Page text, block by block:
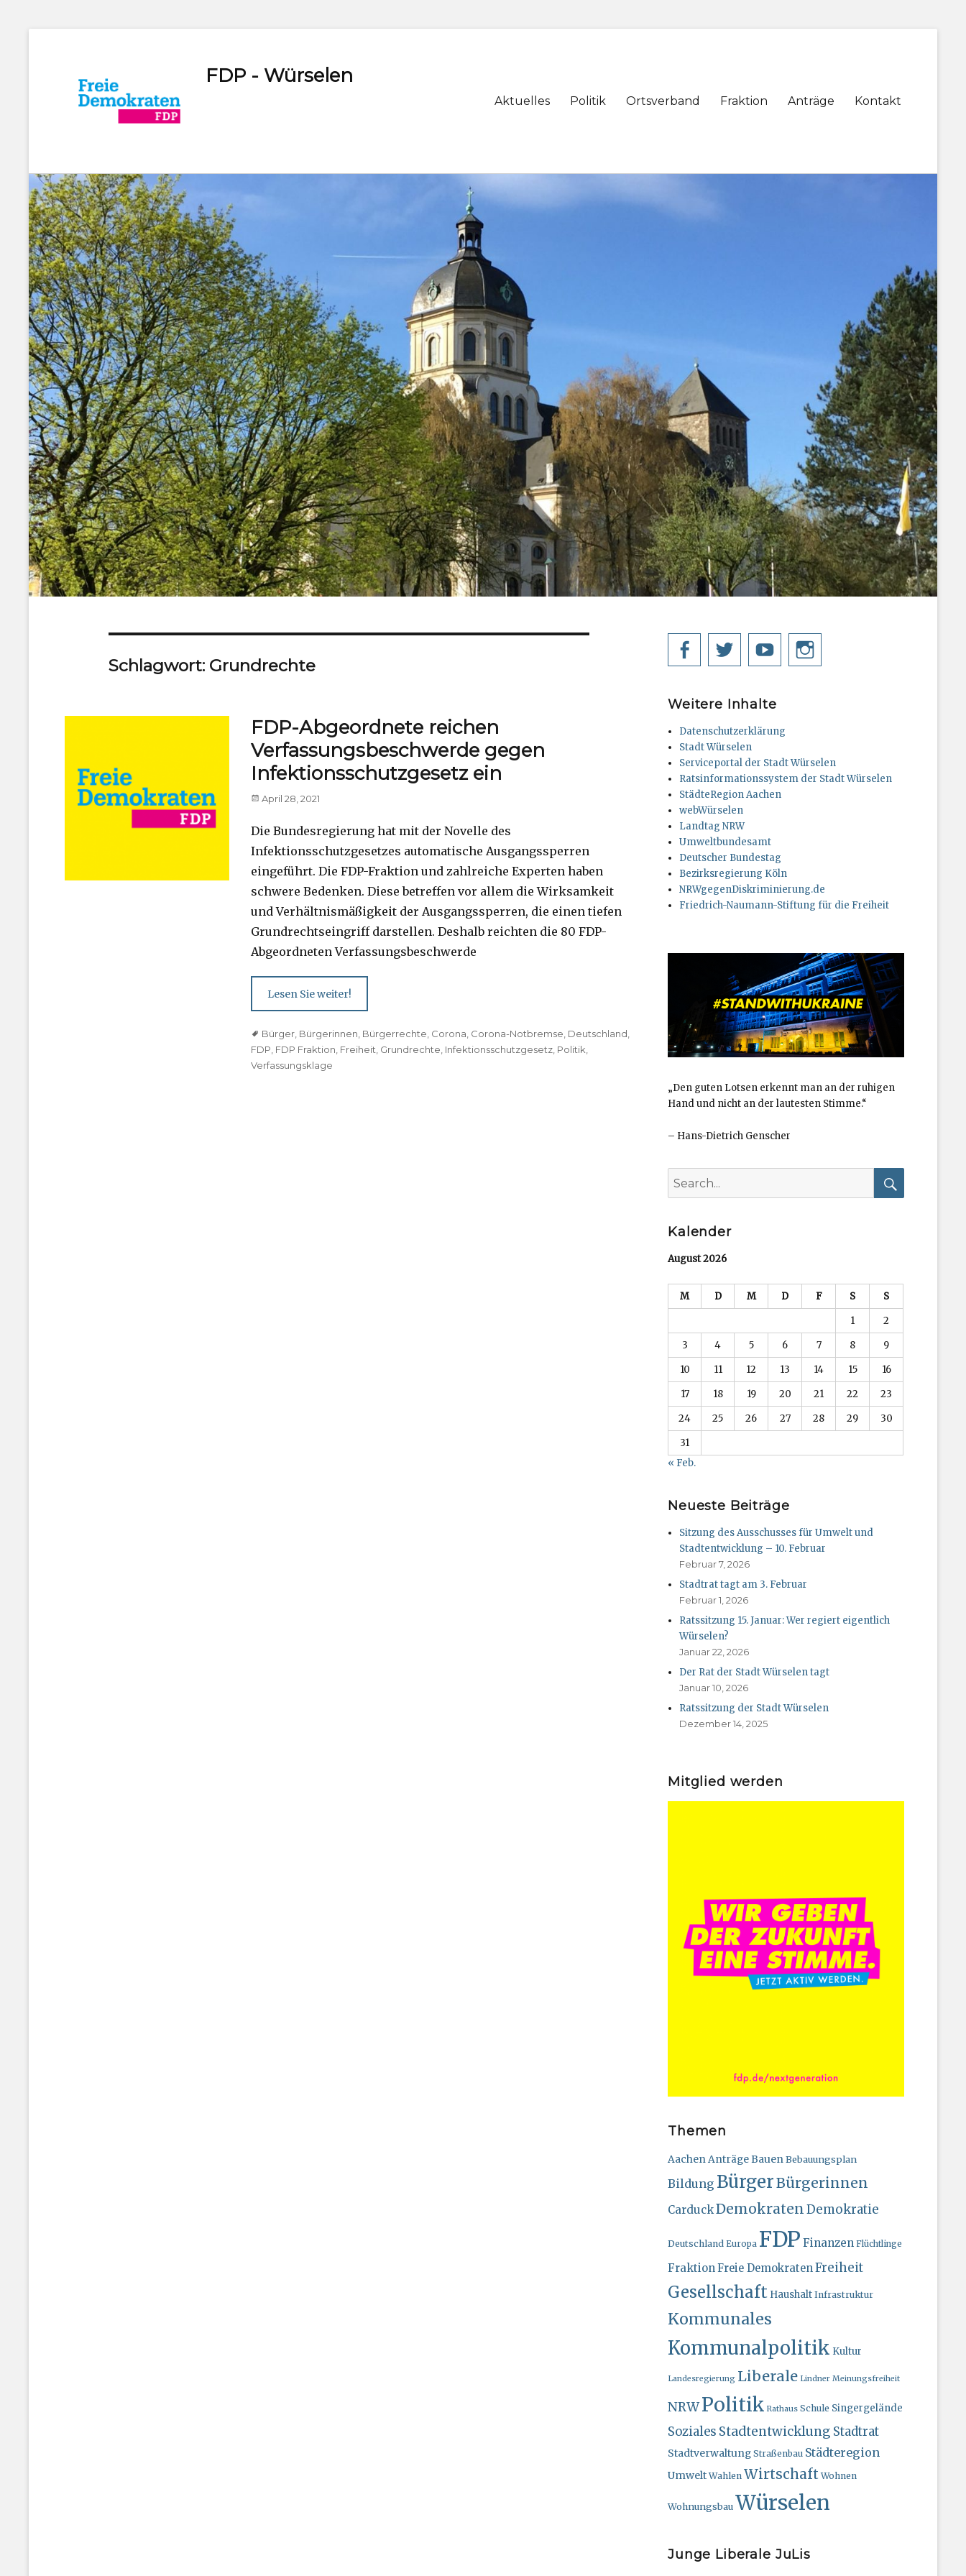
FDP - Würselen
Primary
Aktuelles Politik Ortsverband Fraktion Anträge Kontakt
Schlagwort: Grundrechte
FDP-Abgeordnete reichen
Verfassungsbeschwerde gegen
Infektionsschutzgesetz ein
Posted
April 28, 2021
Die Bundesregierung hat mit der Novelle des
Infektionsschutzgesetzes automatische Ausgangssperren
eingeführt. Die FDP-Fraktion und zahlreiche Experten haben
schwere Bedenken. Diese betreffen vor allem die Wirksamkeit
und Verhältnismäßigkeit der Ausgangssperren, die einen tiefen
Grundrechtseingriff darstellen. Deshalb reichten die 80 FDP-
Abgeordneten Verfassungsbeschwerde
Lesen Sie weiter!
TagsBürger Bürgerinnen Bürgerrechte Corona Corona-Notbremse Deutschland
FDP FDP Fraktion Freiheit Grundrechte Infektionsschutzgesetz Politik
Verfassungsklage
Facebook
TwitterYouTube
Weitere Inhalte
Datenschutzerklärung
Stadt Würselen
Serviceportal der Stadt Würselen
Ratsinformationssystem der Stadt Würselen
StädteRegion Aachen
webWürselen
Landtag NRW
Umweltbundesamt
Deutscher Bundestag
Bezirksregierung Köln
NRWgegenDiskriminierung.de
Friedrich-Naumann-Stiftung für die Freiheit
„Den guten Lotsen erkennt man an der ruhigen
Hand und nicht an der lautesten Stimme.“
– Hans-Dietrich Genscher
for:
Kalender
August 2026
M D M D F S
S
1
2
3
4 5 6 7 8
9
10
11 12 13 14 15
16
17
18 19 20 21 22
23
24
25 26 27 28 29
30
31
« Feb.
Neueste Beiträge
Sitzung des Ausschusses für Umwelt und
Stadtentwicklung – 10. Februar
Februar 7, 2026
Stadtrat tagt am 3. Februar
Februar 1, 2026
Ratssitzung 15. Januar: Wer regiert eigentlich
Würselen?
Januar 22, 2026
Der Rat der Stadt Würselen tagt
Januar 10, 2026
Ratssitzung der Stadt Würselen
Dezember 14, 2025
Mitglied werden
Themen
AachenAnträgeBauenBebauungsplan
Bildung BürgerBürgerinnen
CarduckDemokratenDemokratie
Deutschland Europa FDP Finanzen Flüchtlinge
FraktionFreie DemokratenFreiheit
Gesellschaft Haushalt Infrastruktur
Kommunales
Kommunalpolitik Kultur
Landesregierung Liberale Lindner Meinungsfreiheit
NRWPolitik Rathaus Schule Singergelände
Soziales Stadtentwicklung Stadtrat
Stadtverwaltung Straßenbau Städteregion
Umwelt Wahlen Wirtschaft Wohnen
WohnungsbauWürselen
Junge Liberale JuLis